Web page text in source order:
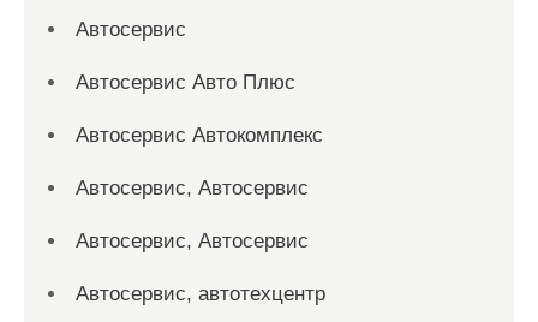
Автосервис
Автосервис Авто Плюс
Автосервис Автокомплекс
Автосервис, Автосервис
Автосервис, Автосервис
Автосервис, автотехцентр